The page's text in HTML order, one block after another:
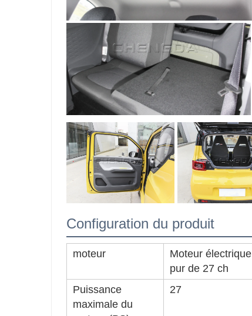
Configuration du produit
moteur
Moteur électrique
pur de 27 ch
Puissance
maximale du
27